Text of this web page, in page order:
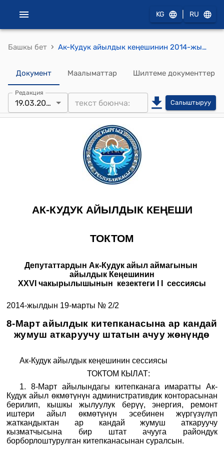
KG RU
Башкы бет › Ак-Кудук айылдык кеңешинин 2014-жылдын 19-мартындагы № 2/2 "8-Март айылдык китепканасына ар кандай жумуш аткаруучу штатын ачуу жөнүндө" токтому
Документ Маалыматтар Шилтеме документтер
Редакция
19.03.2014 Салыштыруу